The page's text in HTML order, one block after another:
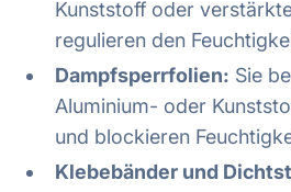
Kunststoff oder
regulieren den
Dampfsperrfolien: Sie
Aluminium- oder
und blockieren
Klebebänder und